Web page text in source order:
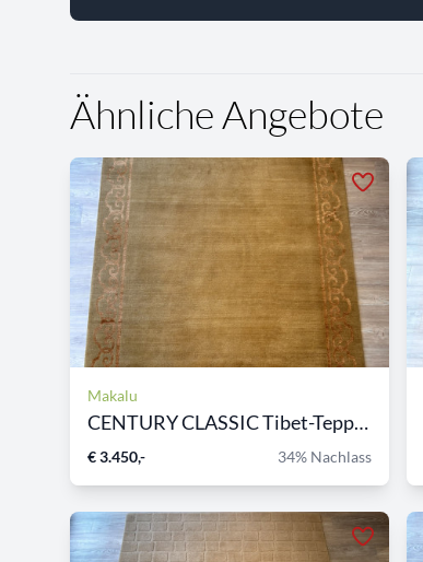
Ähnliche Angebote
Makalu
CENTURY CLASSIC Tibet-Teppi...
€ 3.450,- 34% Nachlass